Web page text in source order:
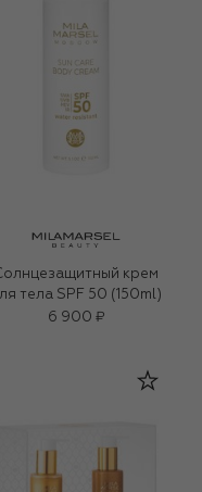
крем
тела SPF 50 (150ml)
6 900 ₽